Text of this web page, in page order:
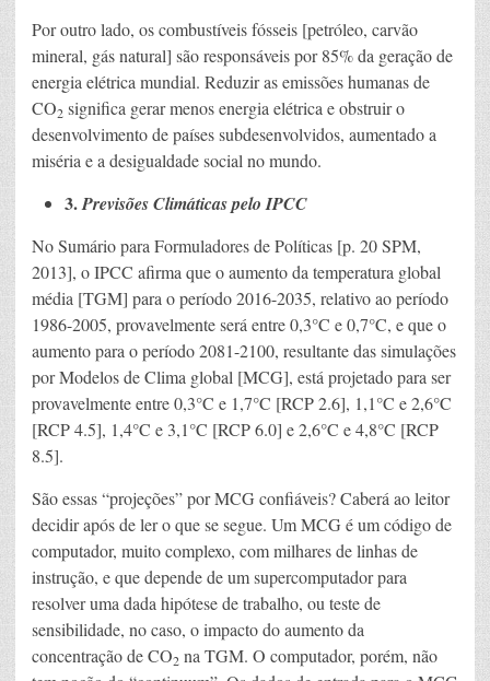
Por outro lado, os combustíveis fósseis [petróleo, carvão
mineral, gás natural] são responsáveis por 85% da geração de
energia elétrica mundial. Reduzir as emissões humanas de
CO2 significa gerar menos energia elétrica e obstruir o
desenvolvimento de países subdesenvolvidos, aumentado a
miséria e a desigualdade social no mundo.
3.Previsões Climáticas pelo IPCC
No Sumário para Formuladores de Políticas [p. 20 SPM,
2013], o IPCC afirma que o aumento da temperatura global
média [TGM] para o período 2016-2035, relativo ao período
1986-2005, provavelmente será entre 0,3°C e 0,7°C, e que o
aumento para o período 2081-2100, resultante das simulações
por Modelos de Clima global [MCG], está projetado para ser
provavelmente entre 0,3°C e 1,7°C [RCP 2.6], 1,1°C e 2,6°C
[RCP 4.5], 1,4°C e 3,1°C [RCP 6.0] e 2,6°C e 4,8°C [RCP
8.5].
São essas “projeções” por MCG confiáveis? Caberá ao leitor
decidir após de ler o que se segue. Um MCG é um código de
computador, muito complexo, com milhares de linhas de
instrução, e que depende de um supercomputador para
resolver uma dada hipótese de trabalho, ou teste de
sensibilidade, no caso, o impacto do aumento da
concentração de CO2 na TGM. O computador, porém, não